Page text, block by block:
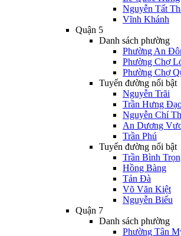
Nguyễn Tất
Vĩnh Khánh
Quận 5
Danh sách phường
Phường An
Phường Chợ
Phường Chợ
Tuyến đường nổi bật
Nguyễn Trãi
Trần Hưng
Nguyễn Chí
An Dương
Trần Phú
Tuyến đường nổi bật
Trần Bình
Hồng Bàng
Tản Đà
Võ Văn Kiệt
Nguyễn Biểu
Quận 7
Danh sách phường
Phường Tân